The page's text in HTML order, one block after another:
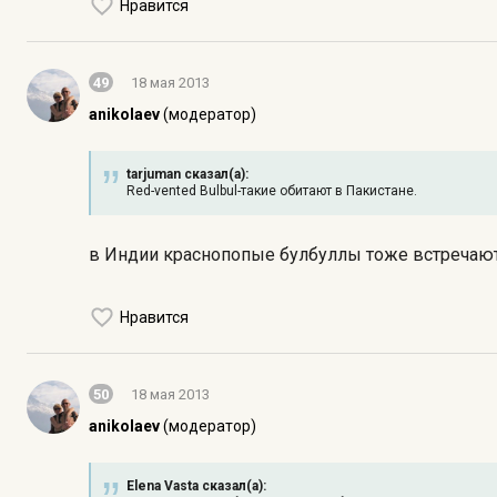
Нравится
49 18 мая 2013
anikolaev(модератор)
tarjuman сказал(а):
Red-vented Bulbul-такие обитают в Пакистане.
в Индии краснопопые булбуллы тоже
Нравится
50 18 мая 2013
anikolaev(модератор)
Elena Vasta сказал(а):